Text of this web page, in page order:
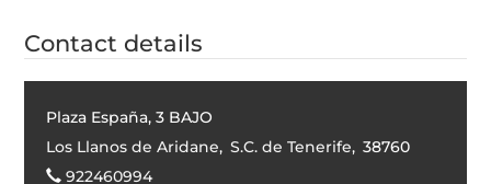
Contact details
Plaza España, 3 BAJO
Los Llanos de Aridane, S.C. de Tenerife, 38760
922460994